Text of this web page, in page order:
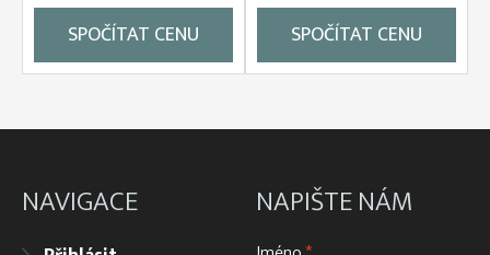
SPOČÍTAT CENU
SPOČÍTAT CENU
NAVIGACE NAPIŠTE NÁM